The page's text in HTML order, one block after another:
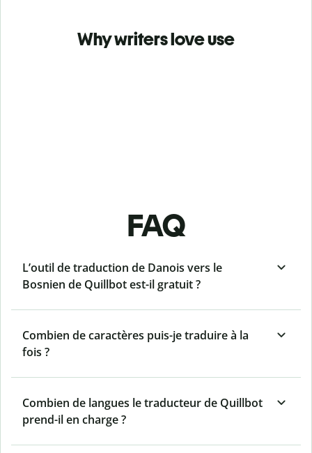
Why writers love use
FAQ
L’outil de traduction de Danois vers le
Bosnien de Quillbot est-il gratuit ?
Combien de caractères puis-je traduire à la
fois ?
Combien de langues le traducteur de Quillbot
prend-il en charge ?